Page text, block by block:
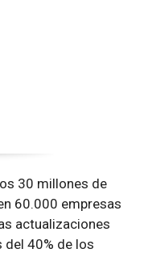
30 millones de
60.000 empresas
actualizaciones
40% de los